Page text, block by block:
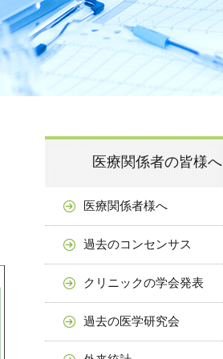
医療関係者の皆様へ
医療関係者様へ
過去のコンセンサス
クリニックの学会発表
過去の医学研究会